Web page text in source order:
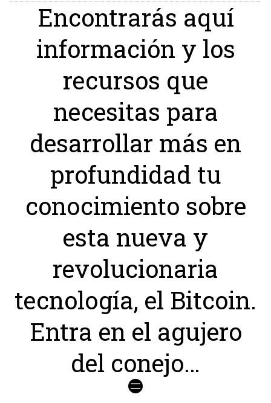
Encontrarás aquí
información y los
recursos que
necesitas para
desarrollar más en
profundidad tu
conocimiento sobre
esta nueva y
revolucionaria
tecnología, el Bitcoin.
Entra en el agujero
del conejo…